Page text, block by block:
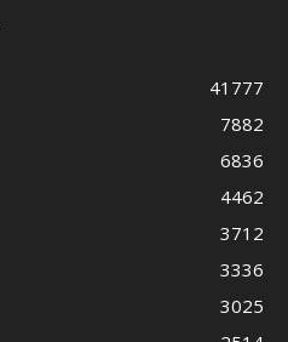
41777
7882
6836
4462
3712
3336
3025